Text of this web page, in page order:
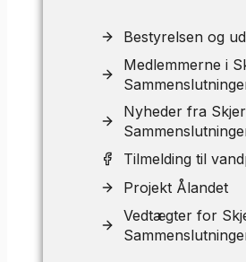
Bestyrelsen og
Medlemmerne i
Nyheder fra
Tilmelding til
Projekt Ålandet
Vedtægter for